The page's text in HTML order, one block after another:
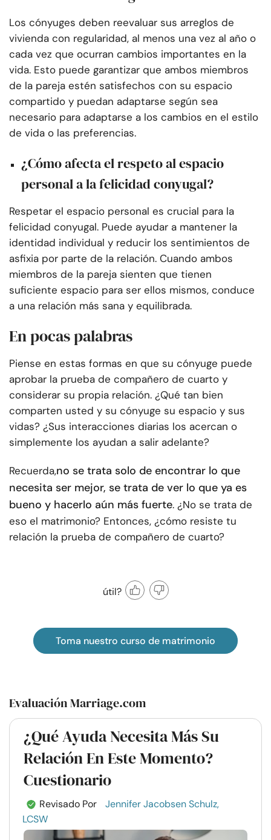
Los cónyuges deben reevaluar sus arreglos de
vivienda con regularidad, al menos una vez al año o
cada vez que ocurran cambios importantes en la
vida. Esto puede garantizar que ambos miembros
de la pareja estén satisfechos con su espacio
compartido y puedan adaptarse según sea
necesario para adaptarse a los cambios en el estilo
de vida o las preferencias.
¿Cómo afecta el respeto al espacio
personal a la felicidad conyugal?
Respetar el espacio personal es crucial para la
felicidad conyugal. Puede ayudar a mantener la
identidad individual y reducir los sentimientos de
asfixia por parte de la relación. Cuando ambos
miembros de la pareja sienten que tienen
suficiente espacio para ser ellos mismos, conduce
a una relación más sana y equilibrada.
En pocas palabras
Piense en estas formas en que su cónyuge puede
aprobar la prueba de compañero de cuarto y
considerar su propia relación. ¿Qué tan bien
comparten usted y su cónyuge su espacio y sus
vidas? ¿Sus interacciones diarias los acercan o
simplemente los ayudan a salir adelante?
Recuerda,no se trata solo de encontrar lo que
necesita ser mejor, se trata de ver lo que ya es
bueno y hacerlo aún más fuerte. ¿No se trata de
eso el matrimonio? Entonces, ¿cómo resiste tu
relación la prueba de compañero de cuarto?
útil?
Toma nuestro curso de matrimonio
Evaluación Marriage.com
¿Qué Ayuda Necesita Más Su
Relación En Este Momento?
Cuestionario
Revisado Por
Jennifer Jacobsen Schulz,
LCSW